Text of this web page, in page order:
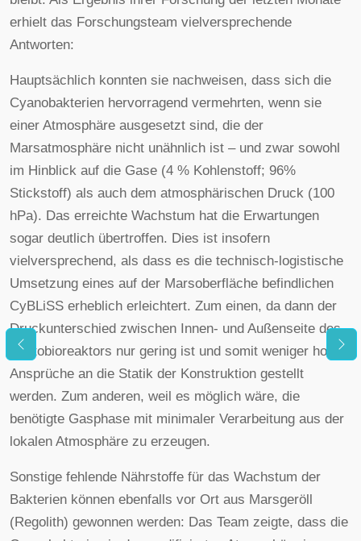
erhielt das Forschungsteam vielversprechende
Antworten:
Hauptsächlich konnten sie nachweisen, dass sich die
Cyanobakterien hervorragend vermehrten, wenn sie
einer Atmosphäre ausgesetzt sind, die der
Marsatmosphäre nicht unähnlich ist – und zwar sowohl
im Hinblick auf die Gase (4 % Kohlenstoff; 96%
Stickstoff) als auch dem atmosphärischen Druck (100
hPa). Das erreichte Wachstum hat die Erwartungen
sogar deutlich übertroffen. Dies ist insofern
vielversprechend, als dass es die technisch-logistische
Umsetzung eines auf der Marsoberfläche befindlichen
CyBLiSS erheblich erleichtert. Zum einen, da dann der
Druckunterschied zwischen Innen- und Außenseite des
Photobioreaktors nur gering ist und somit weniger hohe
Ansprüche an die Statik der Konstruktion gestellt
werden. Zum anderen, weil es möglich wäre, die
benötigte Gasphase mit minimaler Verarbeitung aus der
lokalen Atmosphäre zu erzeugen.
Sonstige fehlende Nährstoffe für das Wachstum der
Bakterien können ebenfalls vor Ort aus Marsgeröll
(Regolith) gewonnen werden: Das Team zeigte, dass die